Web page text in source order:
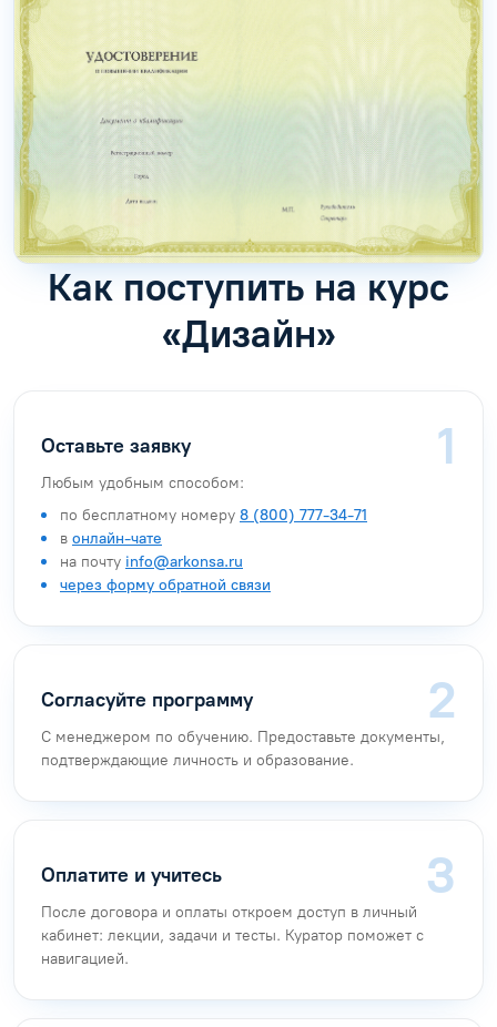
Как поступить на курс
«Дизайн»
Оставьте заявку
Любым удобным способом:
по бесплатному номеру 8 (800) 777-34-71
в онлайн-чате
на почту info@arkonsa.ru
через форму обратной связи
Согласуйте программу
С менеджером по обучению. Предоставьте документы,
подтверждающие личность и образование.
Оплатите и учитесь
После договора и оплаты откроем доступ в личный
кабинет: лекции, задачи и тесты. Куратор поможет с
навигацией.